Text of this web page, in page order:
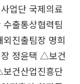
업단 국제의료
출통상협력팀
진출팀장 명희
정윤택 △보건
건산업진흥단